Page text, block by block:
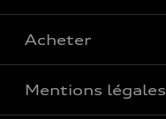
Acheter
Mentions légales